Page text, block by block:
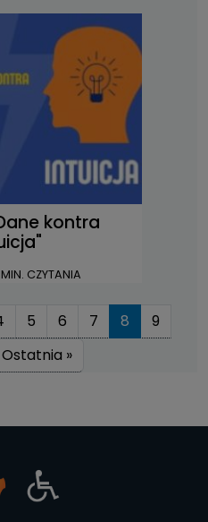
kontra
MIN. CZYTANIA
strona
5 6 7 8
9
strona
Ostatnia »Ostatnia strona